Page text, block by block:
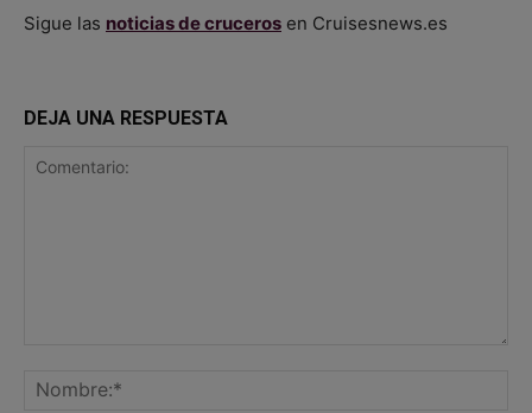
Sigue las noticias de cruceros en Cruisesnews.es
DEJA UNA RESPUESTA